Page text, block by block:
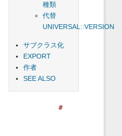
種類
代替
UNIVERSAL::VERSION
サブクラス化
EXPORT
作者
SEE ALSO
#